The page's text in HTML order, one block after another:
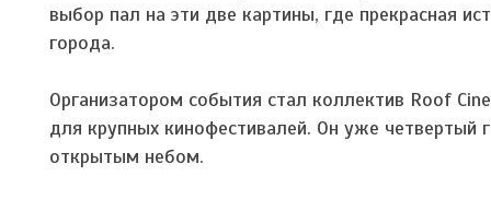
выбор пал на эти две картины, где прекрасная
города.
Организатором события стал коллектив Roof
для крупных кинофестивалей. Он уже
открытым небом.